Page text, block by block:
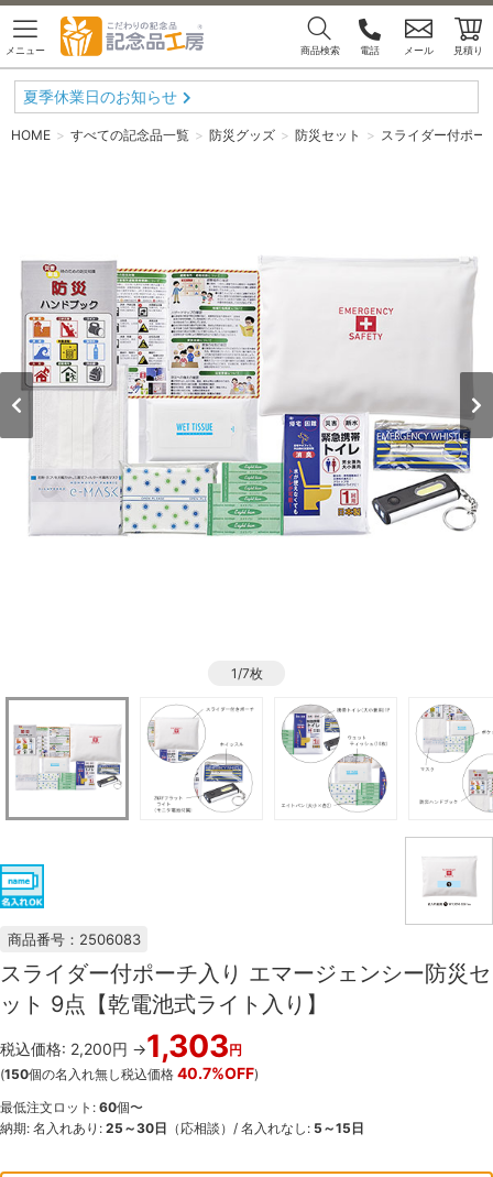
メニュー 商品検索 電話 メール 見積り
夏季休業日のお知らせ
HOME すべての記念品一覧 防災グッズ 防災セット スライダー付ポー
1/7枚
商品番号：2506083
スライダー付ポーチ入り エマージェンシー防災セ
ット 9点【乾電池式ライト入り】
税込価格: 2,200円 →1,303円
(150個の名入れ無し税込価格 40.7%OFF)
最低注文ロット: 60個〜
納期: 名入れあり: 25～30日 （応相談）/ 名入れなし: 5～15日